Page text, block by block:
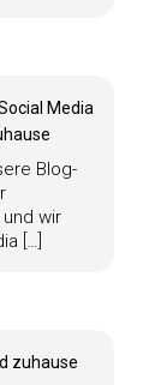
Media
Blog-
wir
[…]
zuhause